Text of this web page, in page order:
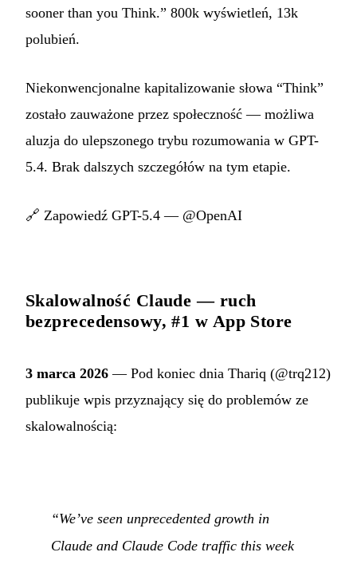
sooner than you Think.” 800k wyświetleń, 13k
polubień.
Niekonwencjonalne kapitalizowanie słowa “Think”
zostało zauważone przez społeczność — możliwa
aluzja do ulepszonego trybu rozumowania w GPT-
5.4. Brak dalszych szczegółów na tym etapie.
🔗 Zapowiedź GPT-5.4 — @OpenAI
Skalowalność Claude — ruch
bezprecedensowy, #1 w App Store
3 marca 2026 — Pod koniec dnia Thariq (@trq212)
publikuje wpis przyznający się do problemów ze
skalowalnością:
“We’ve seen unprecedented growth in
Claude and Claude Code traffic this week